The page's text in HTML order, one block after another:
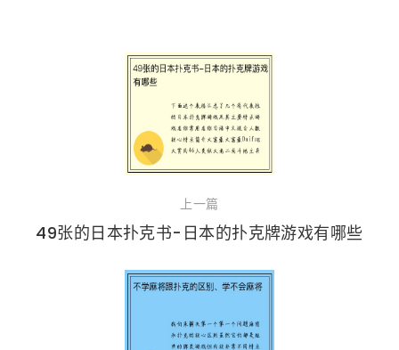
上一篇
49张的日本扑克书-日本的扑克牌游戏有哪些